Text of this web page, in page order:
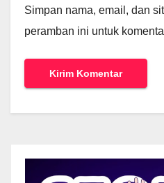
Simpan nama, email, dan
peramban ini untuk